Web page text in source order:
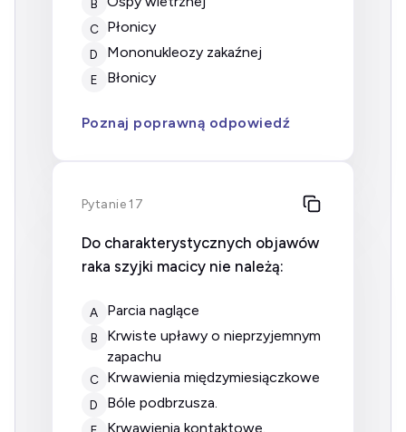
B
C płonicy
D mononukleozy zakaźnej
E błonicy
Poznaj poprawną odpowiedź
Pytanie 17
Do charakterystycznych objawów
raka szyjki macicy nie należą:
A parcia naglące
B
krwiste upławy o nieprzyjemnym
zapachu
C krwawienia międzymiesiączkowe
D bóle podbrzusza.
krwawienia kontaktowe.